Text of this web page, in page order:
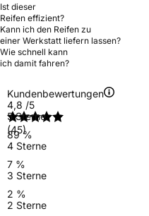
Ist dieser
Reifen effizient?
Kann ich den Reifen zu
einer Werkstatt liefern lassen?
Wie schnell kann
ich damit fahren?
Kundenbewertungen
4,8 /5
(45)
5 Sterne
89 %
4 Sterne
7 %
3 Sterne
2 %
2 Sterne